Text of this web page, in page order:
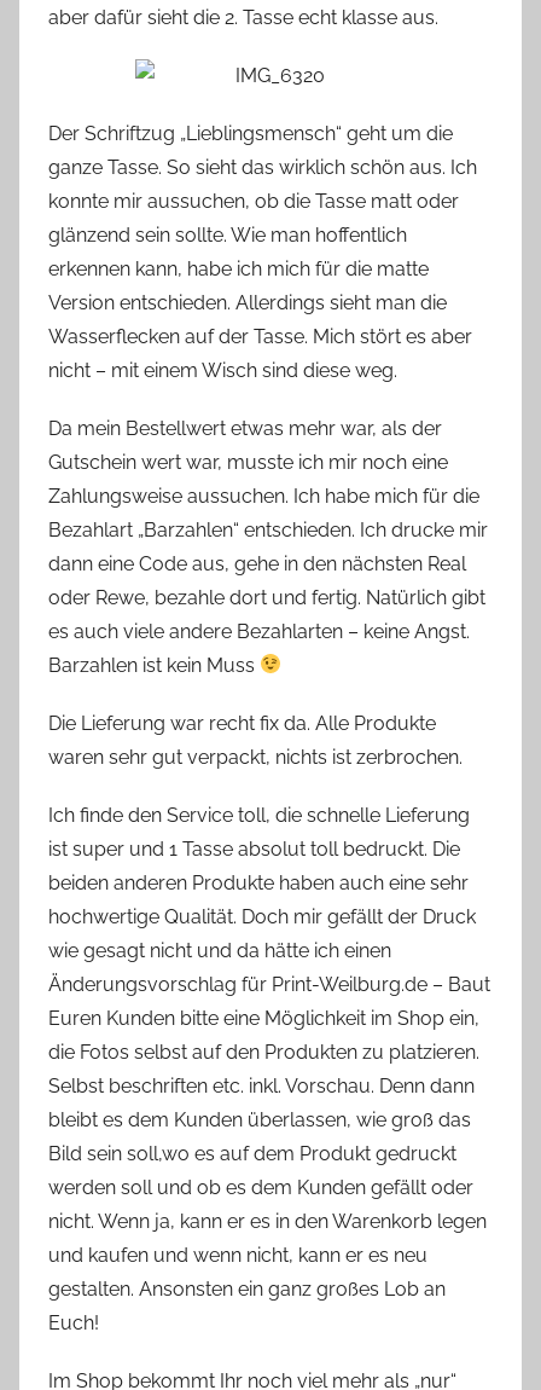
aber dafür sieht die 2. Tasse echt klasse aus.
Der Schriftzug „Lieblingsmensch“ geht um die
ganze Tasse. So sieht das wirklich schön aus. Ich
konnte mir aussuchen, ob die Tasse matt oder
glänzend sein sollte. Wie man hoffentlich
erkennen kann, habe ich mich für die matte
Version entschieden. Allerdings sieht man die
Wasserflecken auf der Tasse. Mich stört es aber
nicht – mit einem Wisch sind diese weg.
Da mein Bestellwert etwas mehr war, als der
Gutschein wert war, musste ich mir noch eine
Zahlungsweise aussuchen. Ich habe mich für die
Bezahlart „Barzahlen“ entschieden. Ich drucke mir
dann eine Code aus, gehe in den nächsten Real
oder Rewe, bezahle dort und fertig. Natürlich gibt
es auch viele andere Bezahlarten – keine Angst.
Barzahlen ist kein Muss
Die Lieferung war recht fix da. Alle Produkte
waren sehr gut verpackt, nichts ist zerbrochen.
Ich finde den Service toll, die schnelle Lieferung
ist super und 1 Tasse absolut toll bedruckt. Die
beiden anderen Produkte haben auch eine sehr
hochwertige Qualität. Doch mir gefällt der Druck
wie gesagt nicht und da hätte ich einen
Änderungsvorschlag für Print-Weilburg.de – Baut
Euren Kunden bitte eine Möglichkeit im Shop ein,
die Fotos selbst auf den Produkten zu platzieren.
Selbst beschriften etc. inkl. Vorschau. Denn dann
bleibt es dem Kunden überlassen, wie groß das
Bild sein soll,wo es auf dem Produkt gedruckt
werden soll und ob es dem Kunden gefällt oder
nicht. Wenn ja, kann er es in den Warenkorb legen
und kaufen und wenn nicht, kann er es neu
gestalten. Ansonsten ein ganz großes Lob an
Euch!
Im Shop bekommt Ihr noch viel mehr als „nur“